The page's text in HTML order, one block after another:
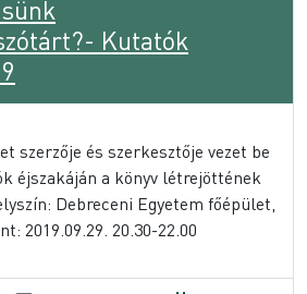
Kutatók
szerzője és szerkesztője vezet be
éjszakáján a könyv létrejöttének
Debreceni Egyetem főépület,
2019.09.29. 20.30-22.00